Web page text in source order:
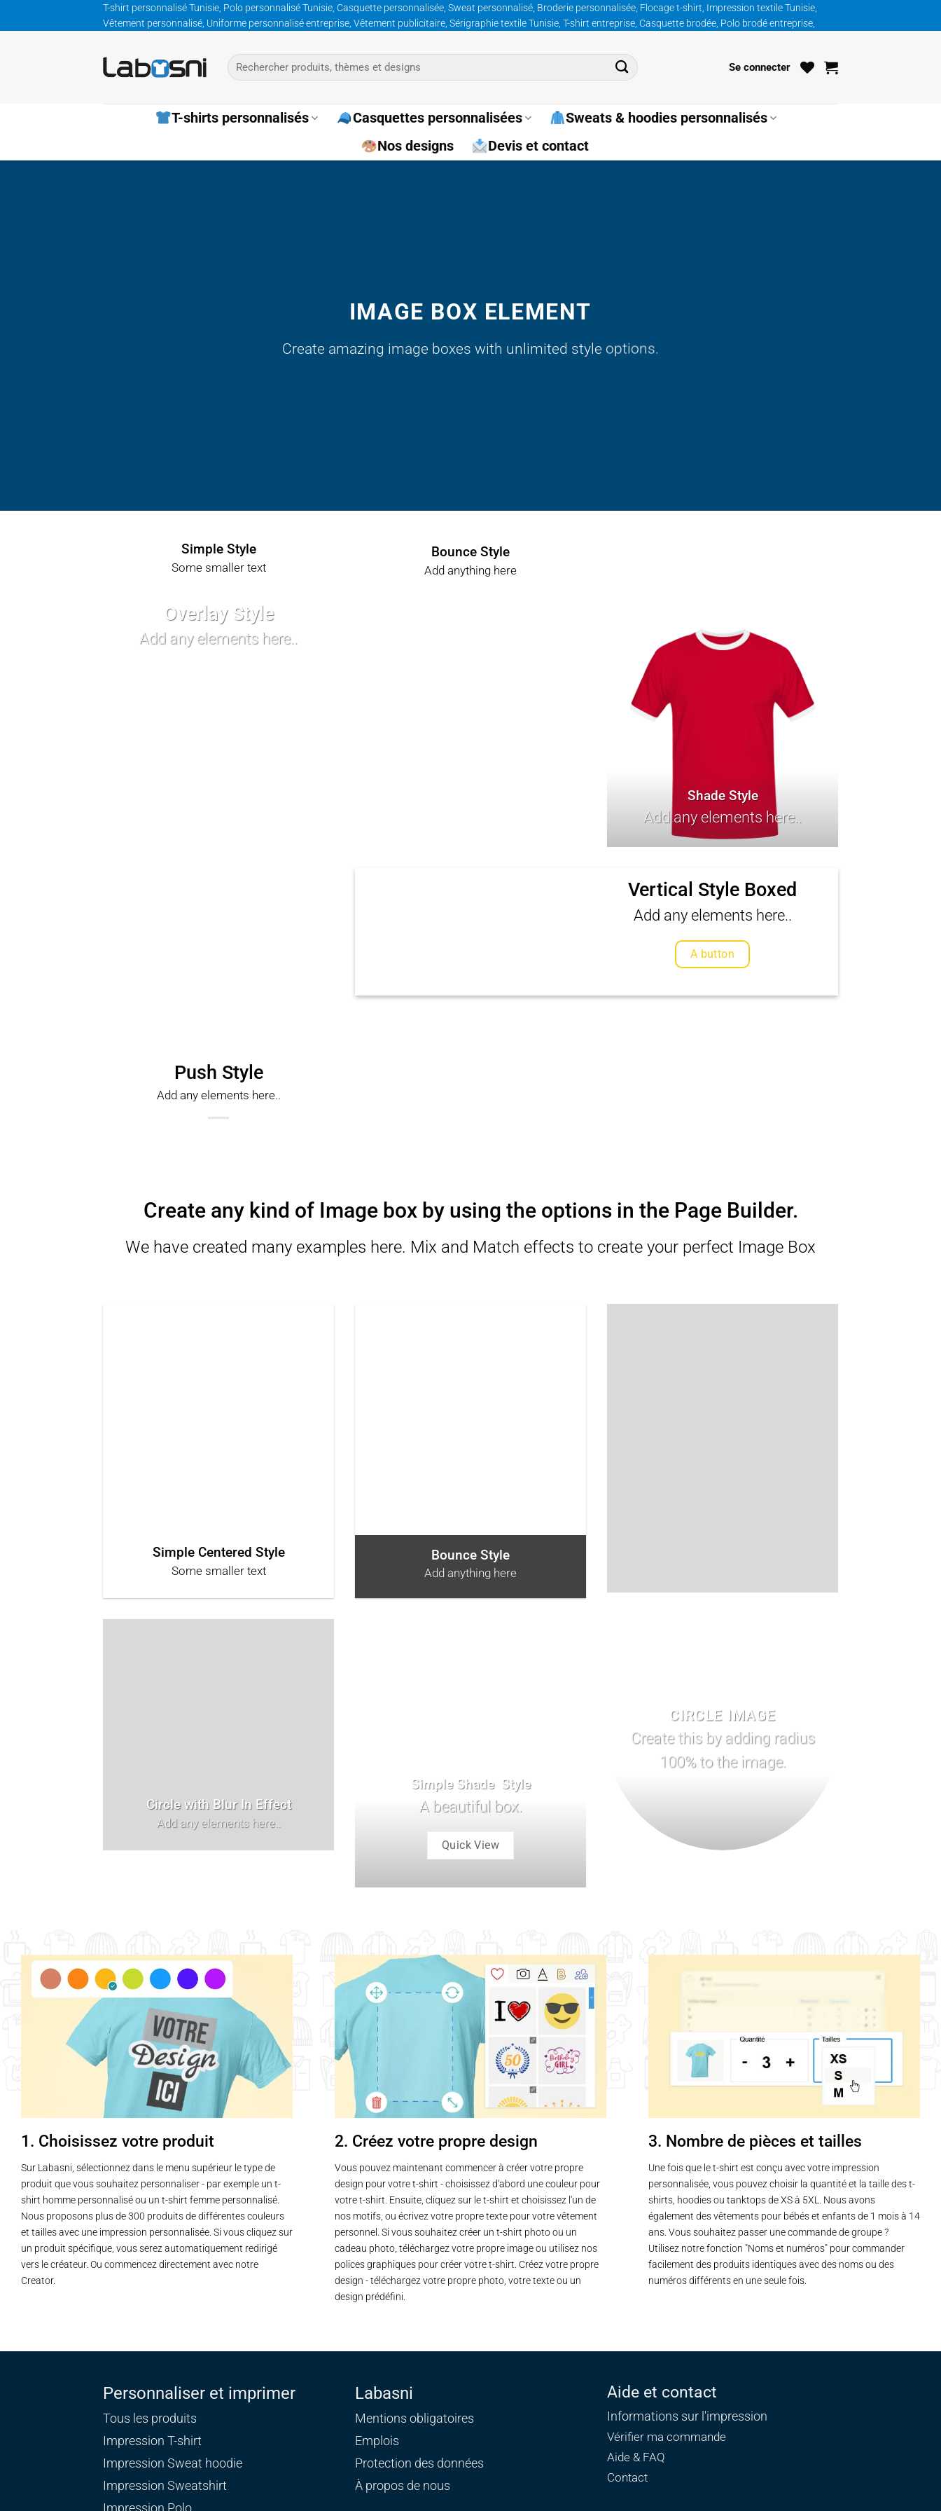
au
T-shirt personnalisé Tunisie, Polo personnalisé Tunisie, Casquette personnalisée, Sweat personnalisé, Broderie personnalisée, Flocage t-shirt, Impression textile Tunisie,
Vêtement personnalisé, Uniforme personnalisé entreprise, Vêtement publicitaire, Sérigraphie textile Tunisie, T-shirt entreprise, Casquette brodée, Polo brodé entreprise,
Recherche
pour :
Se connecter
T-shirts personnalisés Casquettes personnalisées
Sweats & hoodies personnalisés
Nos designs
Devis et contact
IMAGE BOX ELEMENT
Create amazing image boxes with unlimited style options.
Simple Style
Some smaller text
Bounce Style
Add anything here
You can add shortcodes here
Overlay Style
Add any elements here..
any elements
here..
Shade Style
Add any elements here..
Push Style
Add any elements here..
Vertical Style Boxed
Add any elements here..
A button
Create any kind of Image box by using the options in the Page Builder.
We have created many examples here. Mix and Match effects to create your perfect Image Box
Simple Centered Style
Some smaller text
Bounce Style
Add anything here
Circle with Blur In Effect
Add any elements here..
Simple Shade Style
A beautiful box.
Quick View
CIRCLE IMAGE
Create this by adding radius
100% to the image.
1. Choisissez votre produit
Sur Labasni, sélectionnez dans le menu supérieur le type de
produit que vous souhaitez personnaliser - par exemple un t-
shirt homme personnalisé ou un t-shirt femme personnalisé.
Nous proposons plus de 300 produits de différentes couleurs
et tailles avec une impression personnalisée. Si vous cliquez sur
un produit spécifique, vous serez automatiquement redirigé
vers le créateur. Ou commencez directement avec notre
Creator.
2. Créez votre propre design
Vous pouvez maintenant commencer à créer votre propre
design pour votre t-shirt - choisissez d'abord une couleur pour
votre t-shirt. Ensuite, cliquez sur le t-shirt et choisissez l'un de
nos motifs, ou écrivez votre propre texte pour votre vêtement
personnel. Si vous souhaitez créer un t-shirt photo ou un
cadeau photo, téléchargez votre propre image ou utilisez nos
polices graphiques pour créer votre t-shirt. Créez votre propre
design - téléchargez votre propre photo, votre texte ou un
design prédéfini.
3. Nombre de pièces et tailles
Une fois que le t-shirt est conçu avec votre impression
personnalisée, vous pouvez choisir la quantité et la taille des t-
shirts, hoodies ou tanktops de XS à 5XL. Nous avons
également des vêtements pour bébés et enfants de 1 mois à 14
ans. Vous souhaitez passer une commande de groupe ?
Utilisez notre fonction "Noms et numéros" pour commander
facilement des produits identiques avec des noms ou des
numéros différents en une seule fois.
Personnaliser et imprimer
Tous les produits
Impression T-shirt
Impression Sweat hoodie
Impression Sweatshirt
Impression Polo
Labasni
Mentions obligatoires
Emplois
Protection des données
À propos de nous
Aide et contact
Informations sur l'impression
Vérifier ma commande
Aide & FAQ
Contact